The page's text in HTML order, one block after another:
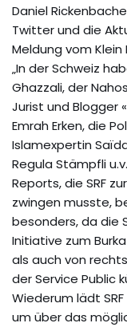
Daniel
Twitter und die
Meldung vom Klein
„In der Schweiz
Ghazzali, der
Jurist und Blogger
Emrah Erken, die
Islamexpertin
Regula Stämpfli
Reports, die SRF
zwingen musste,
besonders, da die
Initiative zum
als auch von
der Service Public
Wiederum lädt
um über das